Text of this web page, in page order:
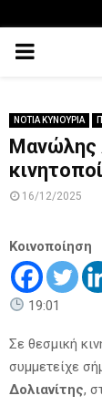
PRIMARY
ΝΟΤΙΑ ΚΥΝΟΥΡΙΑ
Μανώλης
16/12/2025
Κοινοποίηση
19:01
Σε θεσμική
συμμετείχε
Δολιανίτης,